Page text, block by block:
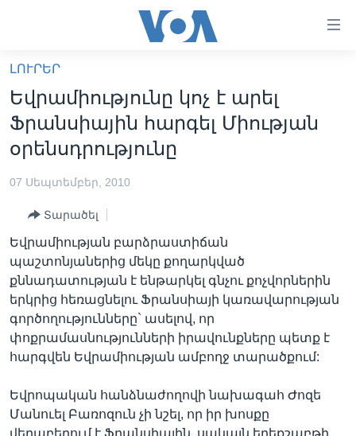
հիմնական
բովանդակությանը
անցնել
հիմնական
բովանդակությանը
բովանդակություն
ԼՈՒՐԵՐ
ՍՓՅՈՒՌՔ
IN ENGLISH
ՄԵՐ ՄԱՍԻՆ
«ԱՄԵՐԻԿԱՅԻ ՁԱՅՆ»-Ի ԿԱՆՈՆԱԴՐՈՒԹՅՈՒՆ
ԿԱՊ ՄԵԶ ՀԵՏ
ՈՒԿՐԱԻՆԱԿԱՆ ՊԱՏԵՐԱԶՄ
Learning English
ՀԵՏԵՒԵՔ ՄԵԶ
Լեզուներ
ԼՈՒՐԵՐ
Եվրամիությունը կոչ է արել
Ֆրանսիային հարգել Միության
օրենսդրությունը
07 Սեպտեմբեր, 2010
Տարածել
Եվրամիության բարձրաստիճան
պաշտոնյաներից մեկը քողարկված
քննադատության է ենթարկել գնչու քոչվորներին
երկրից հեռացնելու Ֆրանսիայի կառավարության
գործողությունները` ասելով, որ
փոքրամասնությունների իրավունքները պետք է
հարգվեն Եվրամիության ամբողջ տարածքում:
Եվրոպական հանձնաժողովի նախագահ Ժոզե
Մանուել Բառոզուն չի նշել, որ իր խոսքը
վերաբերում է Ֆրանսիային, սակայն երեքշաբթի